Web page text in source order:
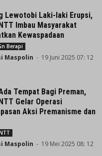
Lewotobi Laki-laki Erupsi,
Imbau Masyarakat
Kewaspadaan
Berapi
Maspolin - 19 Juni 2025 07: 12
Tempat Bagi Preman,
Gelar Operasi
Aksi Premanisme dan
Maspolin - 19 Mei 2025 08: 12